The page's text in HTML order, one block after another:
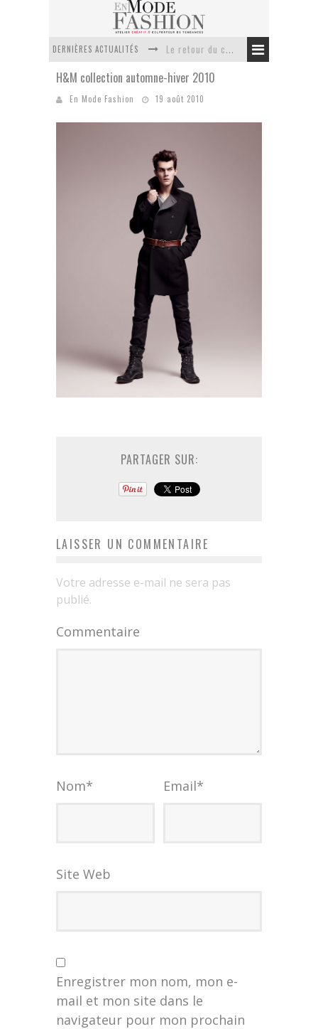
DERNIÈRES ACTUALITÉS
Le retour du cachemire version casual
Week-end spa en automne : quel maillot de bain choisir ?
H&M collection automne-hiver 2010
En Mode Fashion 19 août 2010
PARTAGER SUR:
LAISSER UN COMMENTAIRE
Votre adresse e-mail ne sera pas
publié.
Commentaire
Nom* Email*
Site Web
Enregistrer mon nom, mon e-
mail et mon site dans le
navigateur pour mon prochain